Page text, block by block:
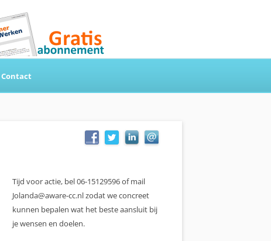
Contact
Tijd voor actie, bel 06-15129596 of mail
Jolanda@aware-cc.nl zodat we concreet
kunnen bepalen wat het beste aansluit bij
je wensen en doelen.